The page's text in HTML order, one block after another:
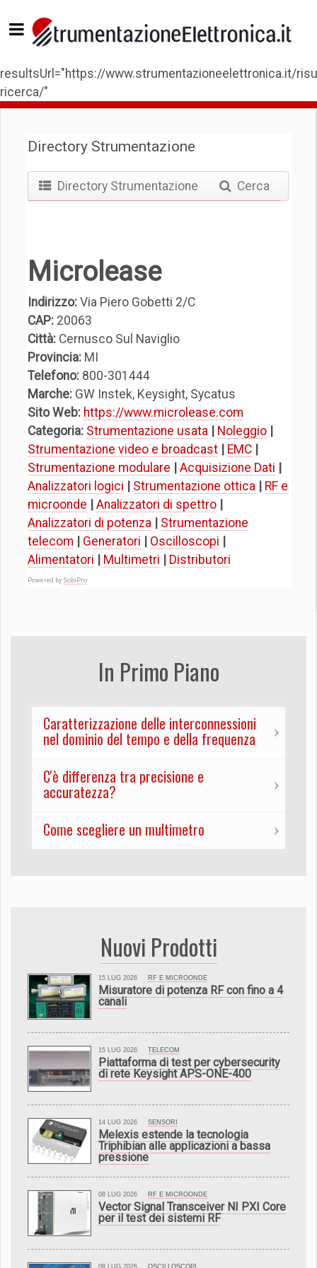
resultsUrl="https://www.strumentazioneelettronica.it/
ricerca/"
Directory Strumentazione
Directory Strumentazione Cerca
Microlease
Indirizzo: Via Piero Gobetti 2/C
CAP: 20063
Città: Cernusco Sul Naviglio
Provincia: MI
Telefono: 800-301444
Marche: GW Instek, Keysight, Sycatus
Sito Web: https://www.microlease.com
Categoria: Strumentazione usata Noleggio
Strumentazione video e broadcast
EMC
Strumentazione modulare
Acquisizione Dati
Analizzatori logici
Strumentazione ottica
RF e
microonde
Analizzatori di spettro
Analizzatori di potenza
Strumentazione
telecom
Generatori Oscilloscopi
Alimentatori
Multimetri Distributori
Powered by SobiPro
In Primo Piano
Caratterizzazione delle interconnessioni
nel dominio del tempo e della frequenza
C'è differenza tra precisione e
accuratezza?
Come scegliere un multimetro
Nuovi Prodotti
15 LUG 2026 RF E MICROONDE
Misuratore di potenza RF con fino a 4
canali
15 LUG 2026 TELECOM
Piattaforma di test per cybersecurity
di rete Keysight APS-ONE-400
14 LUG 2026 SENSORI
Melexis estende la tecnologia
Triphibian alle applicazioni a bassa
pressione
08 LUG 2026 RF E MICROONDE
Vector Signal Transceiver NI PXI Core
per il test dei sistemi RF